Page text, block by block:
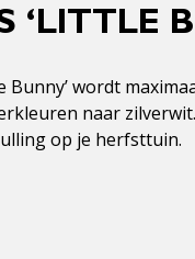
‘LITTLE
wordt
naar
op je herfsttuin.